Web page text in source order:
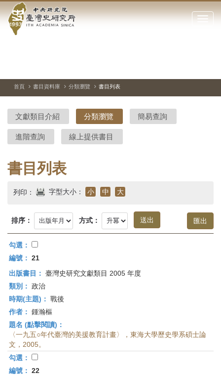
到中
央
院-
臺
灣
史
研
究
首
頁
點
閉
站
停、
圖
圖
結
首頁 書目資料庫 分類瀏覽 書目列表
文獻類目介紹 分類瀏覽 簡易查詢
進階查詢 線上提供書目
書目列表
列印： 字型大小： 小 中 大
排序： 方式：
勾選：
編號： 21
出版書目： 臺灣史研究文獻類目 2005 年度
類別： 政治
時期(主題)： 戰後
作者： 鍾瀚樞
題名 (點擊閱讀)：
〈一九五○年代臺灣的美援教育計畫〉，東海大學歷史學系碩士論
文，2005。
勾選：
編號： 22